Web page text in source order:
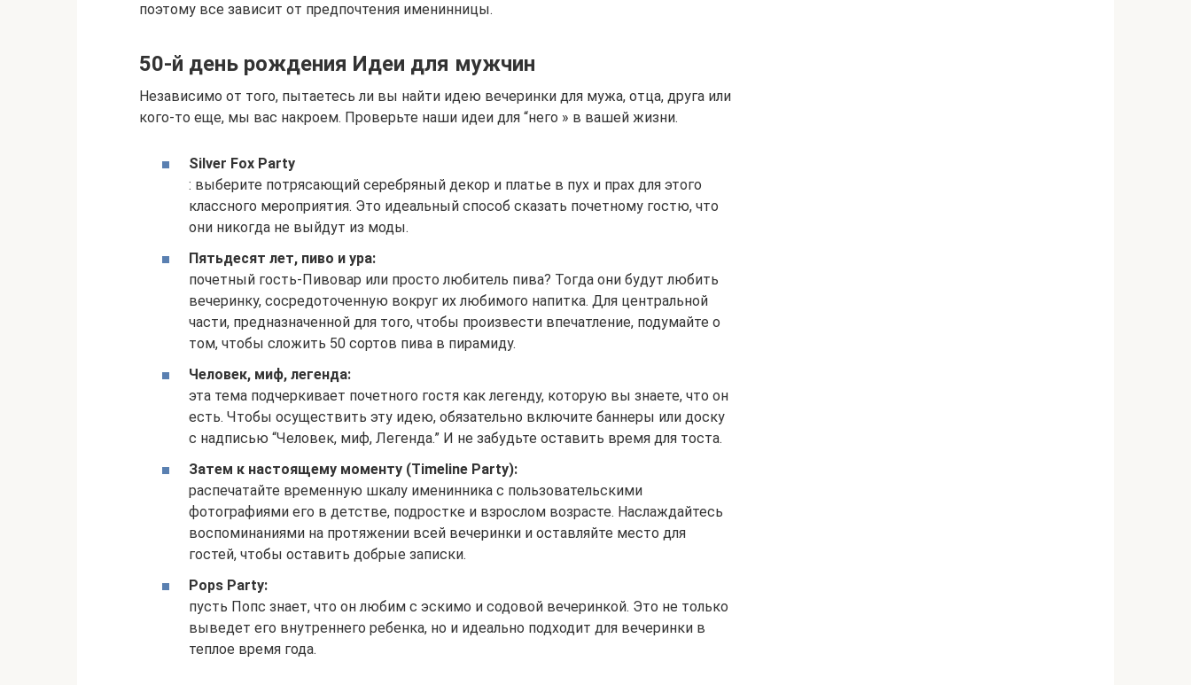
поэтому все зависит от предпочтения именинницы.
50-й день рождения Идеи для мужчин
Независимо от того, пытаетесь ли вы найти идею вечеринки для мужа, отца, друга или
кого-то еще, мы вас накроем. Проверьте наши идеи для “него » в вашей жизни.
Silver Fox Party
: выберите потрясающий серебряный декор и платье в пух и прах для этого
классного мероприятия. Это идеальный способ сказать почетному гостю, что
они никогда не выйдут из моды.
Пятьдесят лет, пиво и ура:
почетный гость-Пивовар или просто любитель пива? Тогда они будут любить
вечеринку, сосредоточенную вокруг их любимого напитка. Для центральной
части, предназначенной для того, чтобы произвести впечатление, подумайте о
том, чтобы сложить 50 сортов пива в пирамиду.
Человек, миф, легенда:
эта тема подчеркивает почетного гостя как легенду, которую вы знаете, что он
есть. Чтобы осуществить эту идею, обязательно включите баннеры или доску
с надписью “Человек, миф, Легенда.” И не забудьте оставить время для тоста.
Затем к настоящему моменту (Timeline Party):
распечатайте временную шкалу именинника с пользовательскими
фотографиями его в детстве, подростке и взрослом возрасте. Наслаждайтесь
воспоминаниями на протяжении всей вечеринки и оставляйте место для
гостей, чтобы оставить добрые записки.
Pops Party:
пусть Попс знает, что он любим с эскимо и содовой вечеринкой. Это не только
выведет его внутреннего ребенка, но и идеально подходит для вечеринки в
теплое время года.